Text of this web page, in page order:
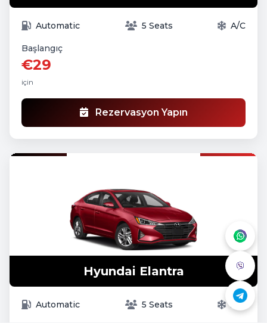
Automatic 5 Seats A/C
Başlangıç
€29
için
Rezervasyon Yapın
Hyundai Elantra
Automatic 5 Seats A/C